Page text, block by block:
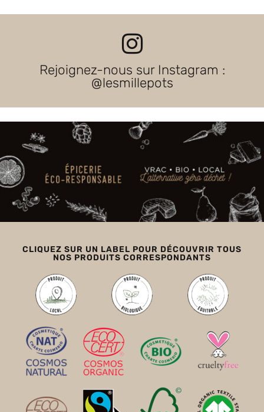
Rejoignez-nous sur Instagram :
@lesmillepots
CLIQUEZ SUR UN LABEL POUR DÉCOUVRIR TOUS
NOS PRODUITS CORRESPONDANTS